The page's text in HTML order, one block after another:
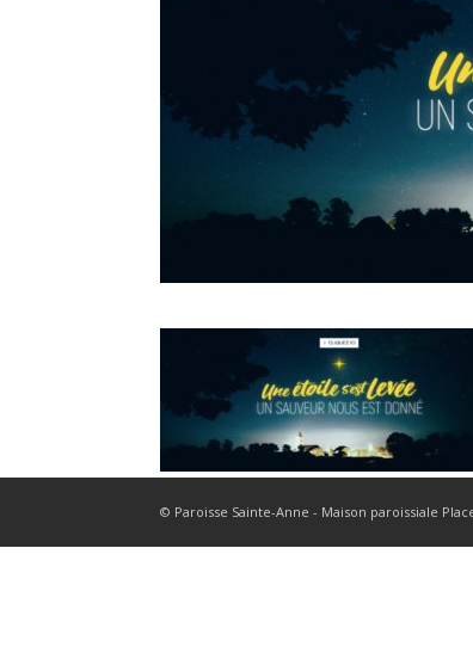
© Paroisse Sainte-Anne - Maison paroissiale